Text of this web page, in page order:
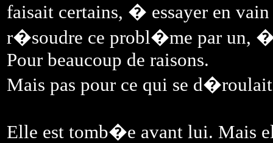
faisait certains, � essayer en
r�soudre ce probl�me par un, �
Pour beaucoup de raisons.
Mais pas pour ce qui se
Elle est tomb�e avant lui. Mais